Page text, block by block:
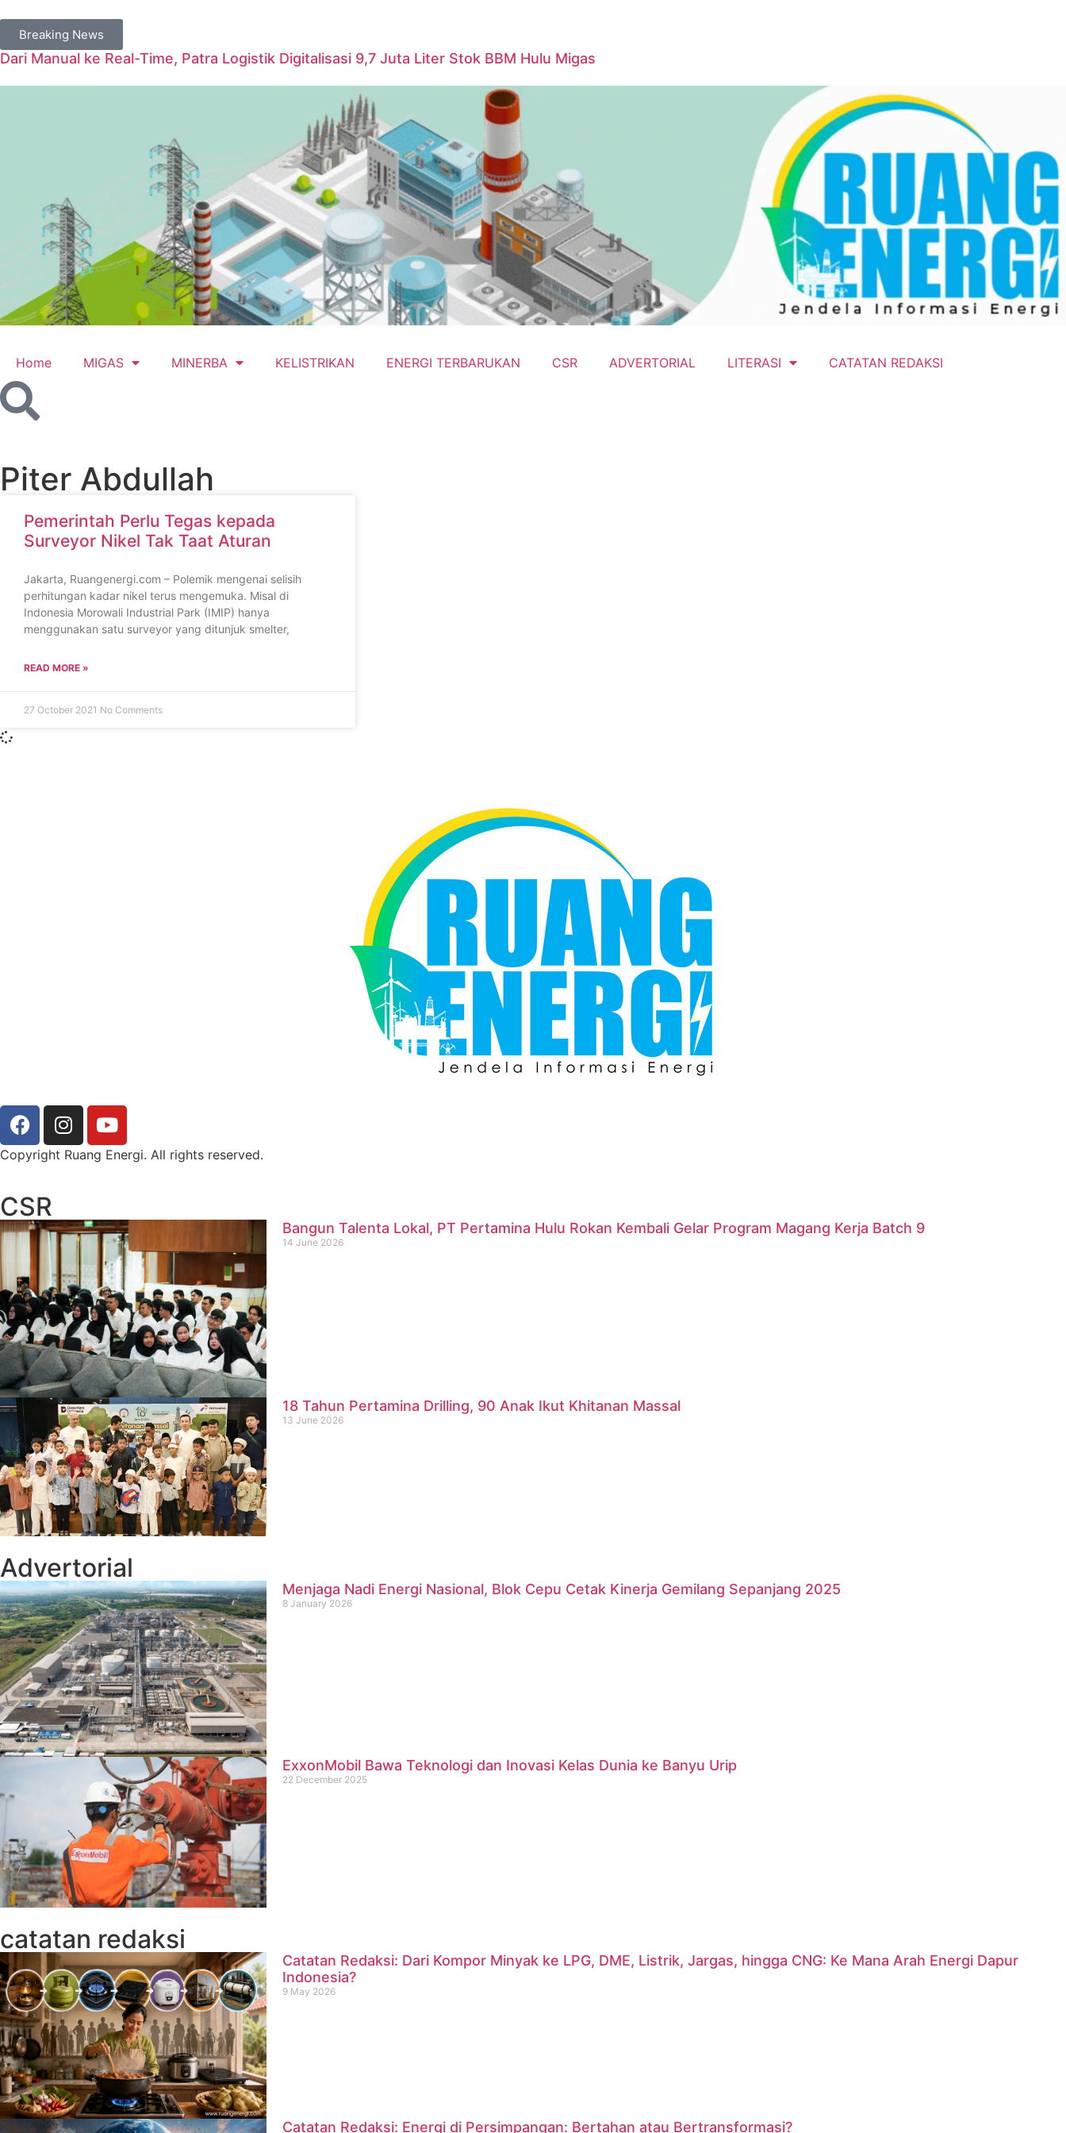
Breaking News
Dari Manual ke Real-Time, Patra Logistik Digitalisasi 9,7 Juta Liter Stok BBM Hulu Migas
Home MIGAS MINERBA KELISTRIKAN ENERGI TERBARUKAN CSR ADVERTORIAL LITERASI CATATAN REDAKSI
Piter Abdullah
Pemerintah Perlu Tegas kepada
Surveyor Nikel Tak Taat Aturan
Jakarta, Ruangenergi.com – Polemik mengenai selisih
perhitungan kadar nikel terus mengemuka. Misal di
Indonesia Morowali Industrial Park (IMIP) hanya
menggunakan satu surveyor yang ditunjuk smelter,
READ MORE »
27 October 2021 No Comments
Copyright Ruang Energi. All rights reserved.
CSR
Bangun Talenta Lokal, PT Pertamina Hulu Rokan Kembali Gelar Program Magang Kerja Batch 9
14 June 2026
18 Tahun Pertamina Drilling, 90 Anak Ikut Khitanan Massal
13 June 2026
Advertorial
Menjaga Nadi Energi Nasional, Blok Cepu Cetak Kinerja Gemilang Sepanjang 2025
8 January 2026
ExxonMobil Bawa Teknologi dan Inovasi Kelas Dunia ke Banyu Urip
22 December 2025
catatan redaksi
Catatan Redaksi: Dari Kompor Minyak ke LPG, DME, Listrik, Jargas, hingga CNG: Ke Mana Arah Energi Dapur
Indonesia?
9 May 2026
Catatan Redaksi: Energi di Persimpangan: Bertahan atau Bertransformasi?